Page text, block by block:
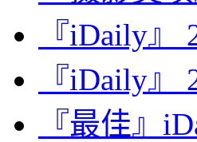
『iDaily
『iDaily
『最佳』